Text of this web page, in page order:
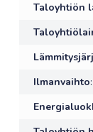
Taloyhtiön
Ilmanvaihto